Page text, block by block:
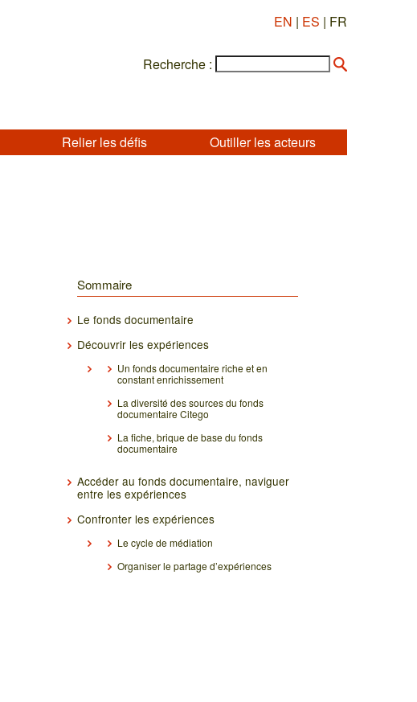
EN | ES | FR
Recherche :
Relier les défis Outiller les acteurs
Sommaire
Le fonds documentaire
Découvrir les expériences
Un fonds documentaire riche et en
constant enrichissement
La diversité des sources du fonds
documentaire Citego
La fiche, brique de base du fonds
documentaire
Accéder au fonds documentaire, naviguer
entre les expériences
Confronter les expériences
Le cycle de médiation
Organiser le partage d’expériences